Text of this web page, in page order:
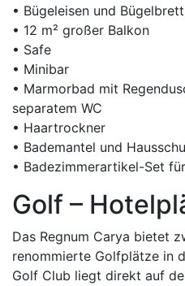
• Bügeleisen und Bügelbrett
• 12 m² großer Balkon
• Safe
• Minibar
• Marmorbad mit
separatem WC
• Haartrockner
• Bademantel und
• Badezimmerartikel-Set
Golf –
Das Regnum Carya bietet
renommierte Golfplätze in
Golf Club liegt direkt auf